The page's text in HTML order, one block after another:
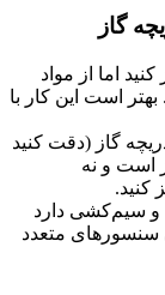
گاز
اما از مواد
است این کار با
گاز (دقت کنید
است و نه
کنید.
سیم‌کشی دارد
سنسورهای متعدد